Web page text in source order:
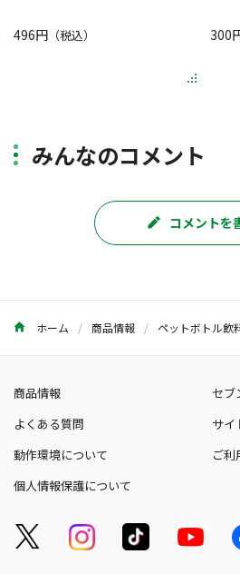
496円 （税込） 300
みんなのコメント
コメントを
ホーム 商品情報 ペットボトル飲
商品情報
セブ
よくある質問
サイ
動作環境について
ご利
個人情報保護について